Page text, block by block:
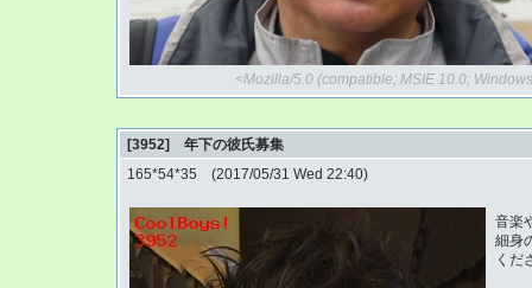
<Mozilla/5.0 (compatible; MSIE 10.0;
[3952] 年下の彼氏募集
165*54*35 (2017/05/31 Wed 22:40)
音楽
細身
くだ